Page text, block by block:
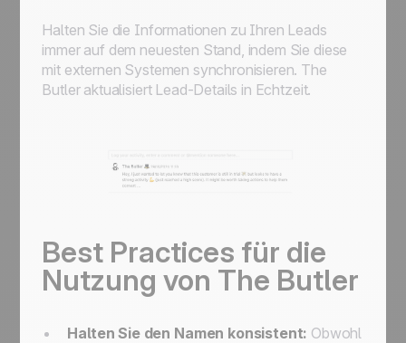
Halten Sie die Informationen zu Ihren Leads
immer auf dem neuesten Stand, indem Sie diese
mit externen Systemen synchronisieren. The
Butleraktualisiert Lead-Details in Echtzeit.
Best Practices für die
Nutzung von The Butler
Halten Sie den Namen konsistent: Obwohl